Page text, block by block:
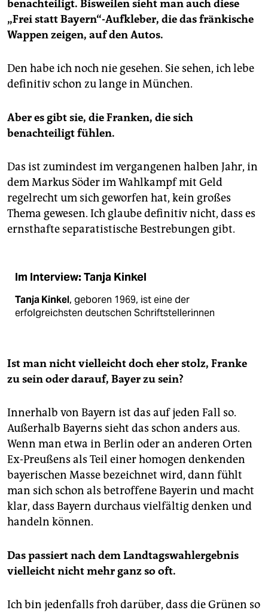
benachteiligt. Bisweilen sieht man auch diese
„Frei statt Bayern“-Aufkleber, die das fränkische
Wappen zeigen, auf den Autos.
Den habe ich noch nie gesehen. Sie sehen, ich lebe
definitiv schon zu lange in München.
Aber es gibt sie, die Franken, die sich
benachteiligt fühlen.
Das ist zumindest im vergangenen halben Jahr, in
dem Markus Söder im Wahlkampf mit Geld
regelrecht um sich geworfen hat, kein großes
Thema gewesen. Ich glaube definitiv nicht, dass es
ernsthafte separatistische Bestrebungen gibt.
Im Interview: Tanja Kinkel
Tanja Kinkel, geboren 1969, ist eine der
erfolgreichsten deutschen Schriftstellerinnen
Ist man nicht vielleicht doch eher stolz, Franke
zu sein oder darauf, Bayer zu sein?
Innerhalb von Bayern ist das auf jeden Fall so.
Außerhalb Bayerns sieht das schon anders aus.
Wenn man etwa in Berlin oder an anderen Orten
Ex-Preußens als Teil einer homogen denkenden
bayerischen Masse bezeichnet wird, dann fühlt
man sich schon als betroffene Bayerin und macht
klar, dass Bayern durchaus vielfältig denken und
handeln können.
Das passiert nach dem Landtagswahlergebnis
vielleicht nicht mehr ganz so oft.
Ich bin jedenfalls froh darüber, dass die Grünen so